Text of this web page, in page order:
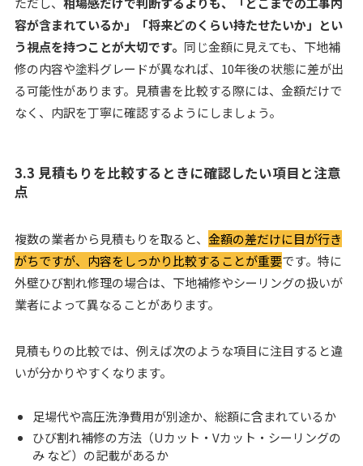
容が含まれているか」「将来どのくらい持たせたいか」とい
う視点を持つことが大切です。 同じ金額に見えても、下地補
修の内容や塗料グレードが異なれば、10年後の状態に差が出
る可能性があります。見積書を比較する際には、金額だけで
なく、内訳を丁寧に確認するようにしましょう。
3.3 見積もりを比較するときに確認したい項目と注意
点
複数の業者から見積もりを取ると、 金額の差だけに目が行き
がちですが、内容をしっかり比較することが重要です。特に
外壁ひび割れ修理の場合は、下地補修やシーリングの扱いが
業者によって異なることがあります。
見積もりの比較では、例えば次のような項目に注目すると違
いが分かりやすくなります。
足場代や高圧洗浄費用が別途か、総額に含まれているか
ひび割れ補修の方法（Uカット・Vカット・シーリングの
み など）の記載があるか